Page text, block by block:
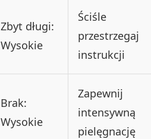
Zbyt długi:
Wysokie
Ściśle
przestrzegaj
instrukcji
Brak:
Wysokie
Zapewnij
intensywną
pielęgnację